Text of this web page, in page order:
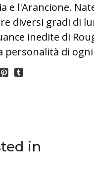
e l'Arancione.
diversi gradi di
inedite di
personalità di
in